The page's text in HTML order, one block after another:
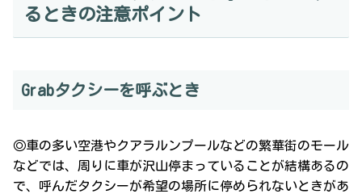
るときの注意ポイント
Grabタクシーを呼ぶとき
◎車の多い空港やクアラルンプールなどの繁華街のモール
などでは、周りに車が沢山停まっていることが結構あるの
で、呼んだタクシーが希望の場所に停められないときがあ